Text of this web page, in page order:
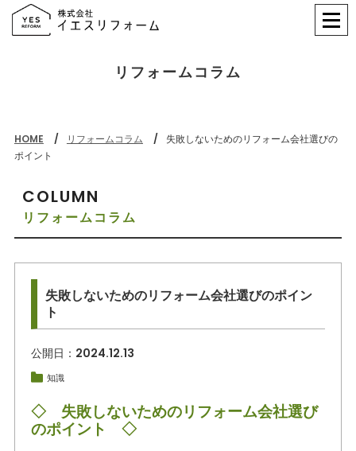
リフォームコラム
HOME リフォームコラム
失敗しないためのリフォーム会社選びの
ポイント
COLUMN
リフォームコラム
失敗しないためのリフォーム会社選びのポイン
ト
公開日： 2024.12.13
知識
◇ 失敗しないためのリフォーム会社選び
のポイント ◇